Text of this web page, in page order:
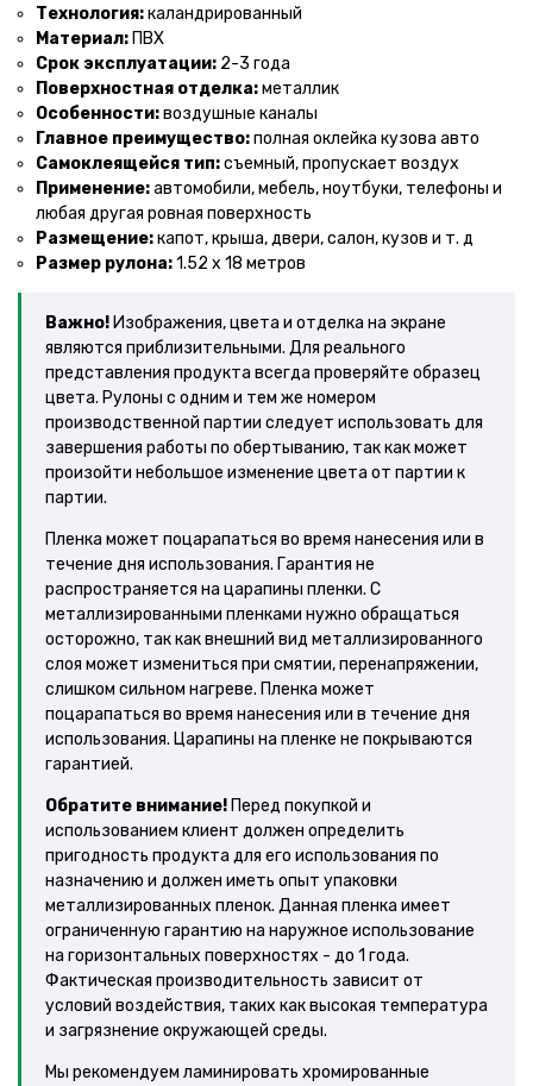
Технология:каландрированный
Материал: ПВХ
Срок эксплуатации: 2-3 года
Поверхностная отделка:металлик
Особенности:воздушные каналы
Главное преимущество:полная оклейка кузова авто
Самоклеящeйся тип:съемный, пропускает воздух
Применение:автомобили, мебель, ноутбуки, телефоны и
любая другая ровная поверхность
Размещение:капот, крыша, двери, салон, кузов и т. д
Размер рулона:1.52 х 18 метров
Важно! Изображения, цвета и отделка на экране
являются приблизительными. Для реального
представления продукта всегда проверяйте образец
цвета. Рулоны с одним и тем же номером
производственной партии следует использовать для
завершения работы по обертыванию, так как может
произойти небольшое изменение цвета от партии к
партии.
Пленка может поцарапаться во время нанесения или в
течение дня использования. Гарантия не
распространяется на царапины пленки. С
металлизированными пленками нужно обращаться
осторожно, так как внешний вид металлизированного
слоя может измениться при смятии, перенапряжении,
слишком сильном нагреве. Пленка может
поцарапаться во время нанесения или в течение дня
использования. Царапины на пленке не покрываются
гарантией.
Обратите внимание! Перед покупкой и
использованием клиент должен определить
пригодность продукта для его использования по
назначению и должен иметь опыт упаковки
металлизированных пленок. Данная пленка имеет
ограниченную гарантию на наружное использование
на горизонтальных поверхностях - до 1 года.
Фактическая производительность зависит от
условий воздействия, таких как высокая температура
и загрязнение окружающей среды.
Мы рекомендуем ламинировать хромированные